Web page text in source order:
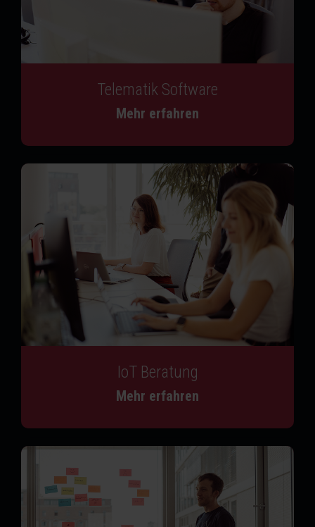
Telematik Software
Mehr erfahren
IoT Beratung
Mehr erfahren